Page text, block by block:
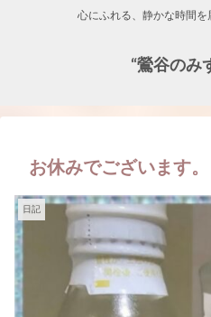
心にふれる、静かな時間
“鶯谷のみ
お休みでございます。
日記